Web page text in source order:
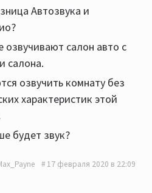
Автозвука и
озвучивают салон авто с
салона.
озвучить комнату без
характеристик этой
будет звук?
17 февраля 2020 в 22:09